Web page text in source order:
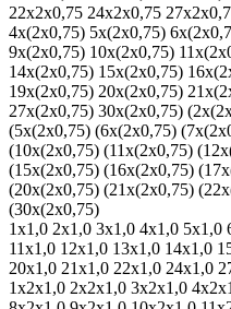
22х2х0,75 24х2х0,75
4х(2х0,75) 5х(2х0,75)
9х(2х0,75) 10х(2х0,75)
14х(2х0,75) 15х(2х0,75)
19х(2х0,75) 20х(2х0,75)
27х(2х0,75) 30х(2х0,75)
(5х(2х0,75) (6х(2х0,75)
(10х(2х0,75) (11х(2х0,75)
(15х(2х0,75) (16х(2х0,75)
(20х(2х0,75) (21х(2х0,75)
(30х(2х0,75)
1х1,0 2х1,0 3х1,0 4х1,0 5х1,0
11х1,0 12х1,0 13х1,0 14х1,0
20х1,0 21х1,0 22х1,0 24х1,0
1х2х1,0 2х2х1,0 3х2х1,0